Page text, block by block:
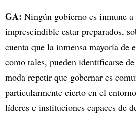
GA: Ningún gobierno es inmune
imprescindible estar preparados,
cuenta que la inmensa mayoría de
como tales, pueden identificarse
moda repetir que gobernar es
particularmente cierto en el
líderes e instituciones capaces de